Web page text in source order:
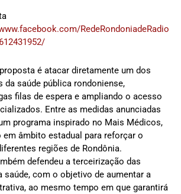
RedeRondoniadeRadio
é atacar diretamente um dos
da saúde pública rondoniense,
filas de espera e ampliando o acesso
Entre as medidas anunciadas
programa inspirado no Mais Médicos,
em âmbito estadual para reforçar o
regiões de Rondônia.
defendeu a terceirização das
saúde, com o objetivo de aumentar a
ao mesmo tempo em que garantirá